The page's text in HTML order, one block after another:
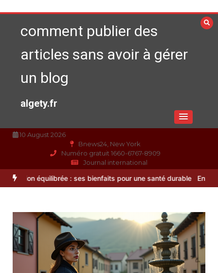
au
contenucomment publier des
articles sans avoir à gérer
un blog
algety.fr
10 August 2026
Bnews24, New York
Numéro gratuit 1660-6767-8909
Journal international
: ses bienfaits pour une santé durable Entretien